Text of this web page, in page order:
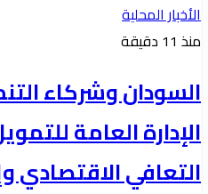
الأخبار المحلية
منذ 11 دقيقة
السودان وشركاء
الإدارة العامة
التعافي الاقتصادي